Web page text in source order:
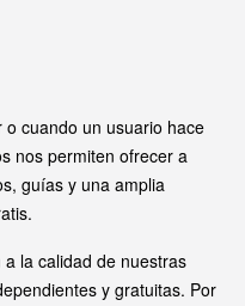
cuando un usuario hace
nos permiten ofrecer a
guías y una amplia
la calidad de nuestras
y gratuitas. Por